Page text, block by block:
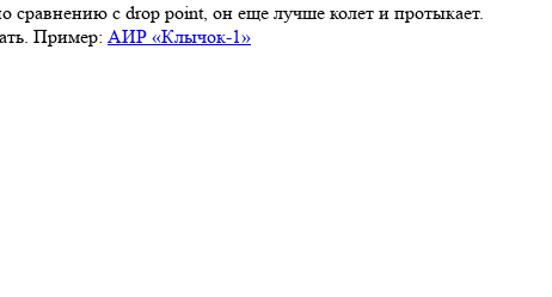
сравнению с drop point, он еще лучше колет и протыкает.
Пример: АИР «Клычок-1»